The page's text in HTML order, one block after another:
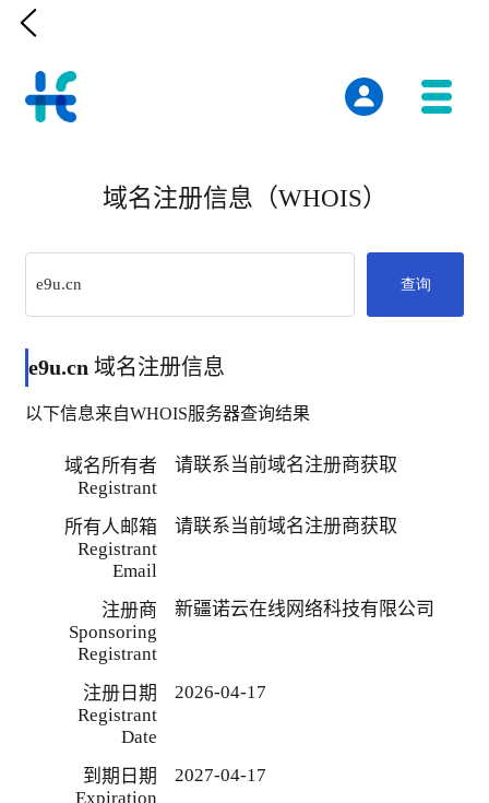

域名注册信息（WHOIS）
查询
e9u.cn 域名注册信息
以下信息来自WHOIS服务器查询结果
域名所有者
Registrant
请联系当前域名注册商获取
所有人邮箱
Registrant
Email
请联系当前域名注册商获取
注册商
Sponsoring
Registrant
新疆诺云在线网络科技有限公司
注册日期
Registrant
Date
2026-04-17
到期日期
Expiration
2027-04-17